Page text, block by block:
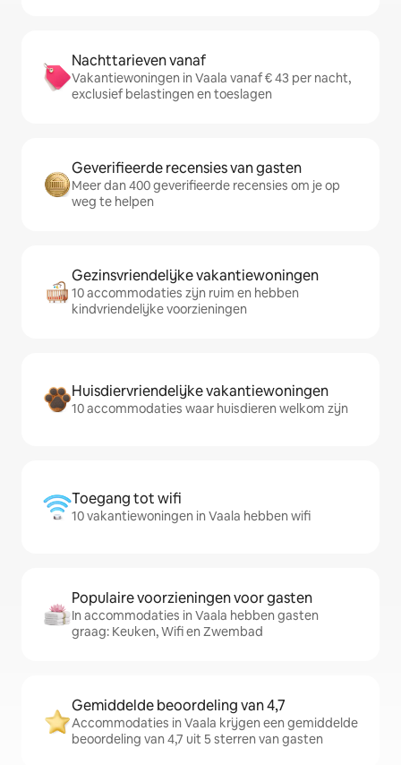
Nachttarieven vanaf
Vakantiewoningen in Vaala vanaf € 43 per nacht,
exclusief belastingen en toeslagen
Geverifieerde recensies van gasten
Meer dan 400 geverifieerde recensies om je op
weg te helpen
Gezinsvriendelijke vakantiewoningen
10 accommodaties zijn ruim en hebben
kindvriendelijke voorzieningen
Huisdiervriendelijke vakantiewoningen
10 accommodaties waar huisdieren welkom zijn
Toegang tot wifi
10 vakantiewoningen in Vaala hebben wifi
Populaire voorzieningen voor gasten
In accommodaties in Vaala hebben gasten
graag: Keuken, Wifi en Zwembad
Gemiddelde beoordeling van 4,7
Accommodaties in Vaala krijgen een gemiddelde
beoordeling van 4,7 uit 5 sterren van gasten